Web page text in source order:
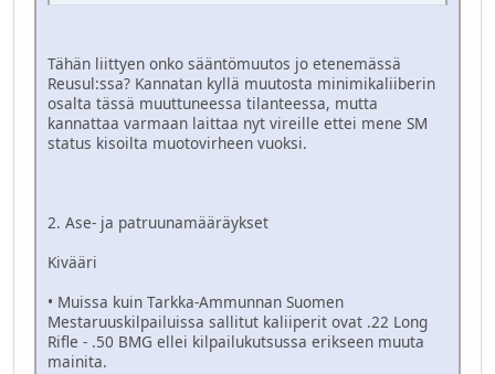
Tähän liittyen onko sääntömuutos jo etenemässä
Reusul:ssa? Kannatan kyllä muutosta minimikaliiberin
osalta tässä muuttuneessa tilanteessa, mutta
kannattaa varmaan laittaa nyt vireille ettei mene SM
status kisoilta muotovirheen vuoksi.
2. Ase- ja patruunamääräykset
Kivääri
• Muissa kuin Tarkka-Ammunnan Suomen
Mestaruuskilpailuissa sallitut kaliiperit ovat .22 Long
Rifle - .50 BMG ellei kilpailukutsussa erikseen muuta
mainita.